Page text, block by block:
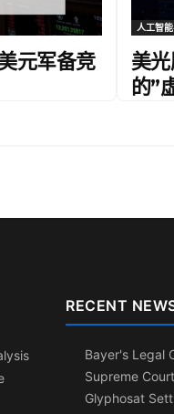
元军备竞
人工智
美
的”
RECENT
Bayer's Legal
Supreme
Glyphosat